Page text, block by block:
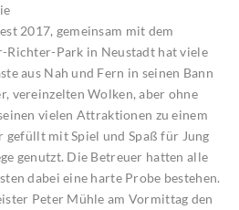
2017, gemeinsam mit dem
Richter-Park in Neustadt hat viele
aus Nah und Fern in seinen Bann
vereinzelten Wolken, aber ohne
vielen Attraktionen zu einem
mit Spiel und Spaß für Jung
genutzt. Die Betreuer hatten alle
dabei eine harte Probe bestehen.
Peter Mühle am Vormittag den